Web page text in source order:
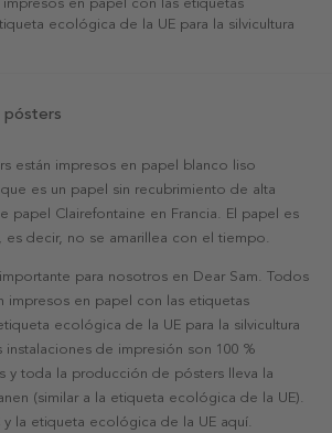
ecológica de la UE para la silvicultura
pósters
están impresos en papel blanco liso
es un papel sin recubrimiento de alta
papel Clairefontaine en Francia. El papel es
decir, no se amarillea con el tiempo.
para nosotros en Dear Sam. Todos
impresos en papel con las etiquetas
ecológica de la UE para la silvicultura
instalaciones de impresión son 100 %
y toda la producción de pósters lleva la
(similar a la etiqueta ecológica de la UE).
y la etiqueta ecológica de la UE aquí.